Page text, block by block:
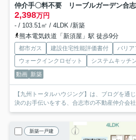
2,398万円
- / 103.51㎡ / 4LDK /新築
熊本電気鉄道「新須屋」駅 徒歩9分
都市ガス 建設住宅性能評価書付 バリア
ウォークインクロゼット
システムキッチ
動画 新築
【九州トータルハウジング】は、ブログを通
新築一戸建